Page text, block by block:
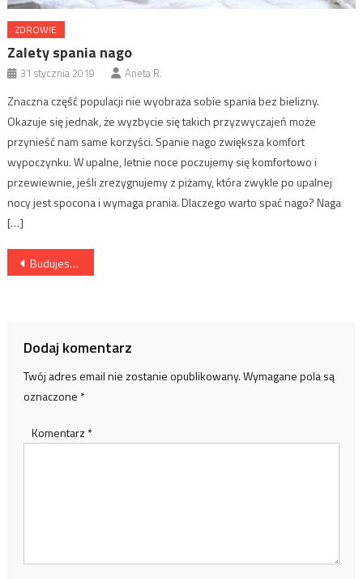
ZDROWIE
Zalety spania nago
31 stycznia 2019 Aneta R.
Znaczna część populacji nie wyobraża sobie spania bez bielizny.
Okazuje się jednak, że wyzbycie się takich przyzwyczajeń może
przynieść nam same korzyści. Spanie nago zwiększa komfort
wypoczynku. W upalne, letnie noce poczujemy się komfortowo i
przewiewnie, jeśli zrezygnujemy z piżamy, która zwykle po upalnej
nocy jest spocona i wymaga prania. Dlaczego warto spać nago? Naga
[…]
Nawigacja
Budujesz masę? Przygotuj się na ciężkie wyzwanie!
Dodaj komentarz
Twój adres email nie zostanie opublikowany.Wymagane pola są
oznaczone *
Komentarz *